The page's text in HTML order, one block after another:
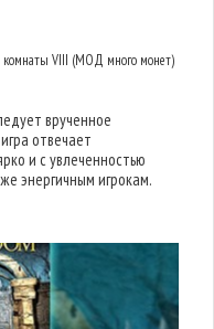
комнаты VIII (МОД много монет)
врученное
отвечает
и с увлеченностью
энергичным игрокам.